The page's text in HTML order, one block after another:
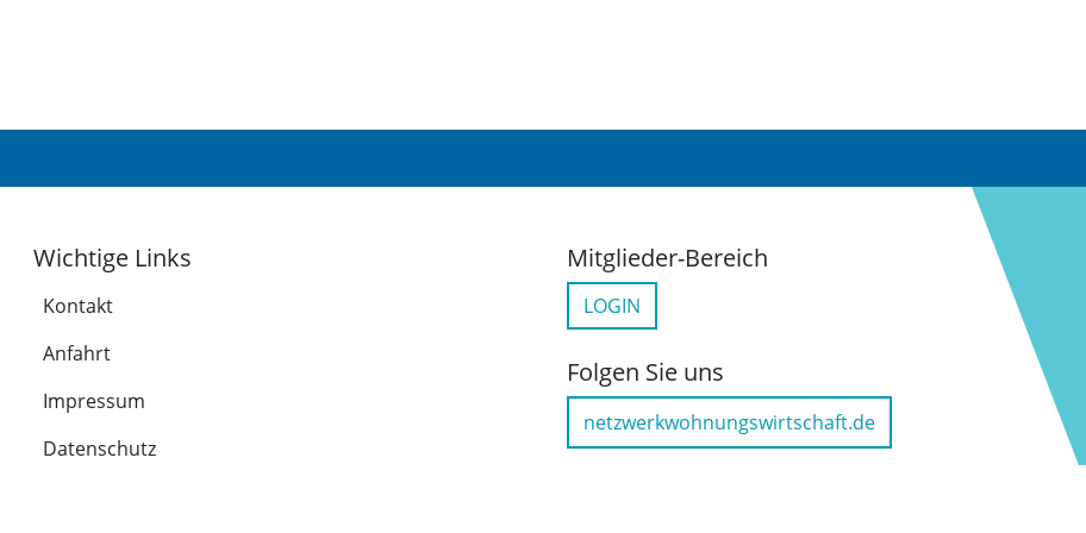
Mitglieder-Bereich
LOGIN
Folgen Sie uns
netzwerkwohnungswirtschaft.de
Wichtige Links
Kontakt
Anfahrt
Impressum
Datenschutz